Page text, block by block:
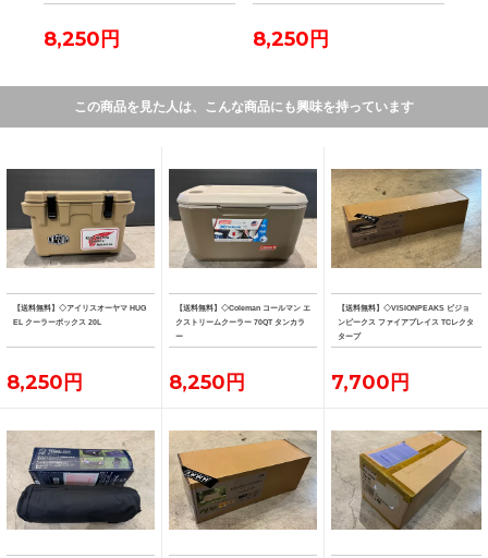
8,250円 8,250円
この商品を見た人は、こんな商品にも興味を持っています
【送料無料】◇アイリスオーヤマ HUG
EL クーラーボックス 20L
8,250円
【送料無料】◇Coleman コールマン エ
クストリームクーラー 70QT タンカラ
ー
8,250円
【送料無料】◇VISIONPEAKS ビジョ
ンピークス ファイアプレイス TCレクタ
タープ
7,700円